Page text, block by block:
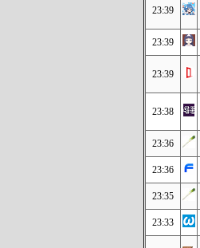
23:39
23:39
23:39
23:38
23:36
23:36
23:35
23:33